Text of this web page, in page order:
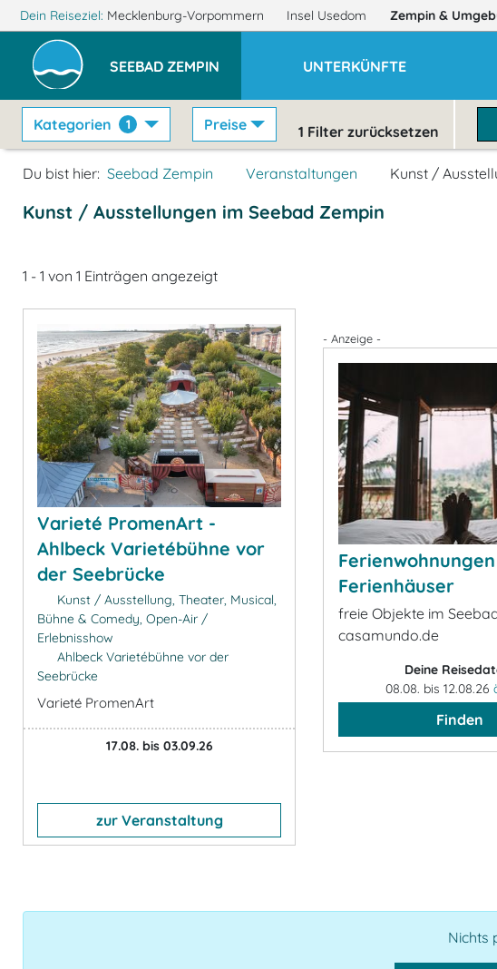
Dein Reiseziel: Mecklenburg-Vorpommern Insel Usedom Zempin &
SEEBAD ZEMPIN UNTERKÜNFTE
Kategorien 1 Preise 1 Filter zurücksetzen
Du bist hier: Seebad Zempin Veranstaltungen Kunst /
Kunst / Ausstellungen im Seebad Zempin
1 - 1 von 1 Einträgen angezeigt
Varieté PromenArt -
Ahlbeck Varietébühne vor
der Seebrücke
Kunst / Ausstellung, Theater, Musical,
Bühne & Comedy, Open-Air /
Erlebnisshow
Ahlbeck Varietébühne vor der
Seebrücke
Varieté PromenArt
17.08. bis 03.09.26
zur Veranstaltung
- Anzeige -
Ferienhäuser
freie Objekte im
casamundo.de
Deine
08.08. bis 12.08.26
Finden
Nichts